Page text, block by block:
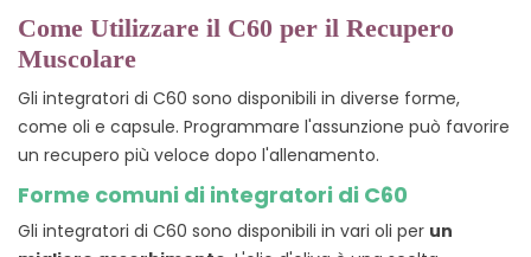
Come Utilizzare il C60 per il Recupero
Muscolare
Gli integratori di C60 sono disponibili in diverse forme,
come oli e capsule. Programmare l'assunzione può favorire
un recupero più veloce dopo l'allenamento.
Forme comuni di integratori di C60
Gli integratori di C60 sono disponibili in vari oli per un